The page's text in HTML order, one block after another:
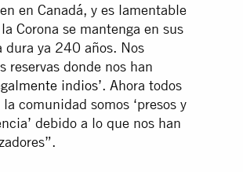
en Canadá, y es lamentable
Corona se mantenga en sus
dura ya 240 años. Nos
reservas donde nos han
indios’. Ahora todos
comunidad somos ‘presos y
debido a lo que nos han